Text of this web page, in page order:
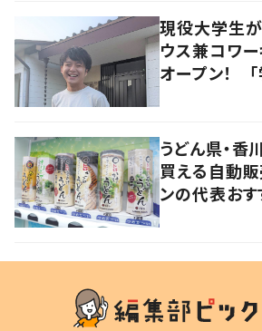
現役大学生
ウス兼コワ
オープン！
うどん県・香
買える自動
ンの代表お